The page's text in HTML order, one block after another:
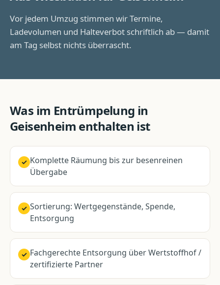
Vor jedem Umzug stimmen wir Termine,
Ladevolumen und Halteverbot schriftlich ab — damit
am Tag selbst nichts überrascht.
Was im Entrümpelung in
Geisenheim enthalten ist
✓ Komplette Räumung bis zur besenreinen
Übergabe
✓ Sortierung: Wertgegenstände, Spende,
Entsorgung
✓ Fachgerechte Entsorgung über Wertstoffhof /
zertifizierte Partner